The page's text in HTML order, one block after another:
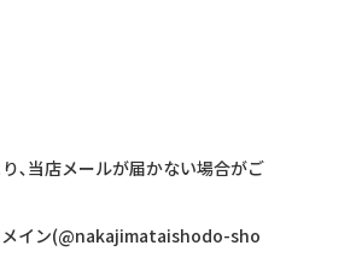
､当店メールが届かない場合がご
メイン(@nakajimataishodo-sho